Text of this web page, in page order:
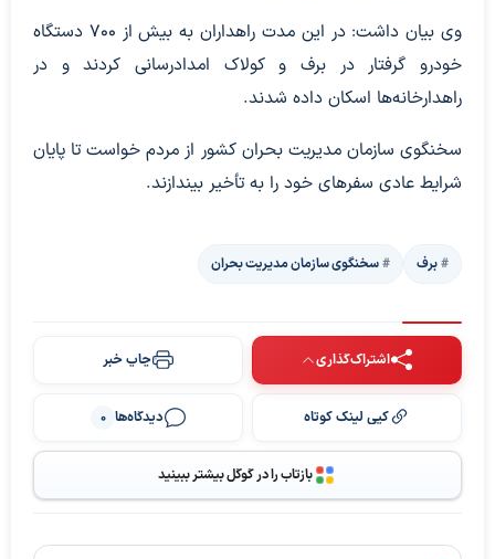
وی بیان داشت: در این مدت راهداران به بیش از ۷۰۰ دستگاه
خودرو گرفتار در برف و کولاک امدادرسانی کردند و در
راهدارخانه‌ها اسکان داده شدند.
سخنگوی سازمان مدیریت بحران کشور از مردم خواست تا پایان
شرایط عادی سفرهای خود را به تأخیر بیندازند.
برف سخنگوی سازمان مدیریت بحران
اشتراک‌گذاری چاپ خبر
کپی لینک کوتاه دیدگاه‌ها 0
بازتاب را در گوگل بیشتر ببینید